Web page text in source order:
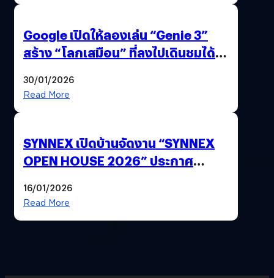
Google เปิดให้ลองเล่น “Genie 3”
สร้าง “โลกเสมือน” ที่ลงไปเดินชมได้
30/01/2026
Read More
SYNNEX เปิดบ้านจัดงาน “SYNNEX
OPEN HOUSE 2026” ประกาศ
ได้ 53,000 ล้านบาท
16/01/2026
Read More